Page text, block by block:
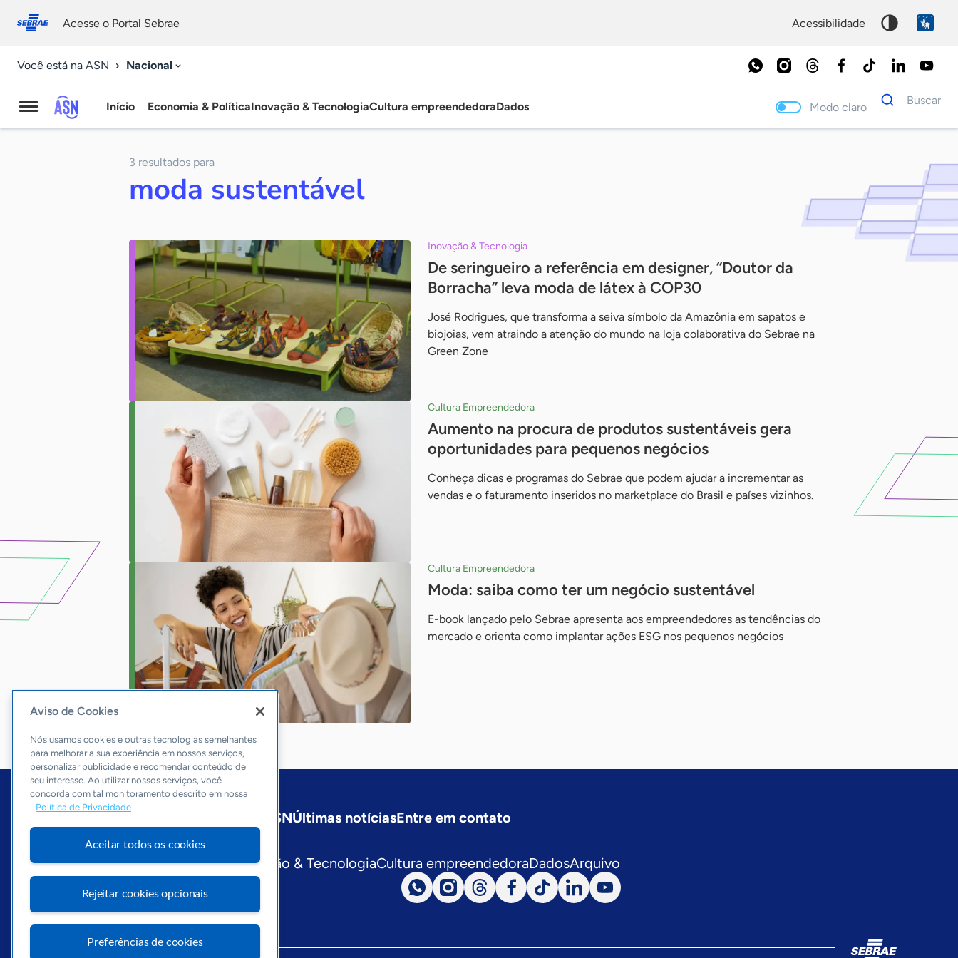
conosco
Acesse o Portal Sebrae acessibilidade
Você está na ASN Nacional
Agência
Notícias
Início Economia & PolíticaInovação & TecnologiaCultura empreendedoraDados Modo claro
Dados
para
Buscar
3 resultados para
moda sustentável
Inovação & Tecnologia
De seringueiro a referência em designer, “Doutor da
Borracha” leva moda de látex à COP30
José Rodrigues, que transforma a seiva símbolo da Amazônia em sapatos e
biojoias, vem atraindo a atenção do mundo na loja colaborativa do Sebrae na
Green Zone
Cultura Empreendedora
Aumento na procura de produtos sustentáveis gera
oportunidades para pequenos negócios
Conheça dicas e programas do Sebrae que podem ajudar a incrementar as
vendas e o faturamento inseridos no marketplace do Brasil e países vizinhos.
Cultura Empreendedora
Moda: saiba como ter um negócio sustentável
E-book lançado pelo Sebrae apresenta aos empreendedores as tendências do
mercado e orienta como implantar ações ESG nos pequenos negócios
Início Sobre a ASNÚltimas notíciasEntre em contato
Economia & PolíticaInovação & TecnologiaCultura empreendedoraDadosArquivo
Visite o Portal Sebrae
Aviso de Cookies
Nós usamos cookies e outras tecnologias semelhantes
para melhorar a sua experiência em nossos serviços,
personalizar publicidade e recomendar conteúdo de
seu interesse. Ao utilizar nossos serviços, você
concorda com tal monitoramento descrito em nossa
Política de Privacidade
Aceitar todos os cookies
Rejeitar cookies opcionais
Preferências de cookies